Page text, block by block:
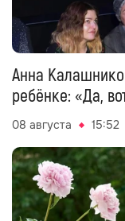
Анна
ребёнке: «Да,
08 августа 15:52